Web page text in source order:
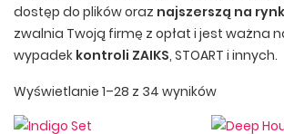
dostęp do plików oraz najszerszą na
zwalnia Twoją firmę z opłat i jest ważna
wypadek kontroli ZAIKS, STOART i innych.
Wyświetlanie 1–28 z 34 wyników